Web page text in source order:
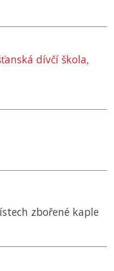
dívčí škola,
zbořené kaple